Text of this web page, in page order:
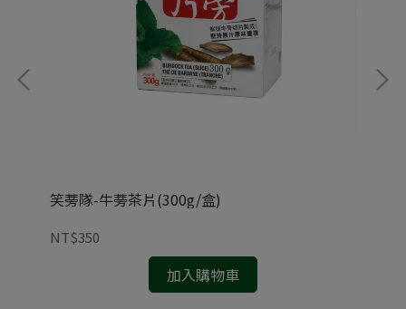
笑蒡隊-牛蒡茶片(300g/盒)
NT$350
加入購物車